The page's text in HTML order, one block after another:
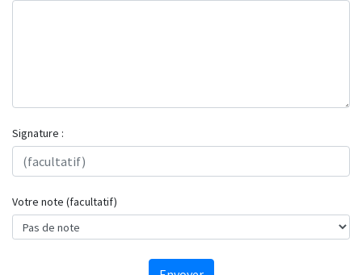
Signature :
Votre note (facultatif)